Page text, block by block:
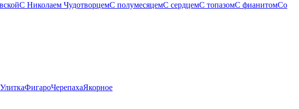
С Николаем ЧудотворцемС полумесяцемС сердцемС топазомС фианитомСо
УлиткаФигароЧерепахаЯкорное